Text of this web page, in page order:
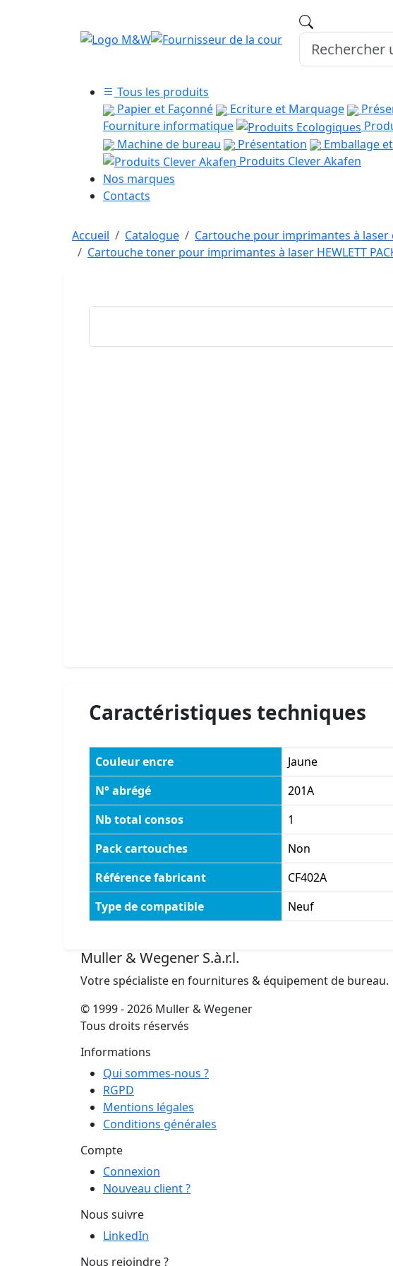
Tous les produits
Papier et Façonné
Ecriture et Marquage
Fourniture informatique
Machine de bureau
Présentation Emballage
Produits Clever Akafen
Nos marques
Contacts
Accueil Catalogue
Cartouche pour imprimantes à laser
Cartouche toner pour imprimantes à laser HEWLETT
Caractéristiques techniques
Couleur encre Jaune
N° abrégé
201A
Nb total consos
1
Pack cartouches
Non
Référence fabricant
CF402A
Type de compatible
Neuf
Muller & Wegener S.à.r.l.
Votre spécialiste en fournitures & équipement de bureau.
© 1999 - 2026 Muller & Wegener
Tous droits réservés
Informations
Qui sommes-nous ?
RGPD
Mentions légales
Conditions générales
Compte
Connexion
Nouveau client ?
Nous suivre
LinkedIn
Nous rejoindre ?